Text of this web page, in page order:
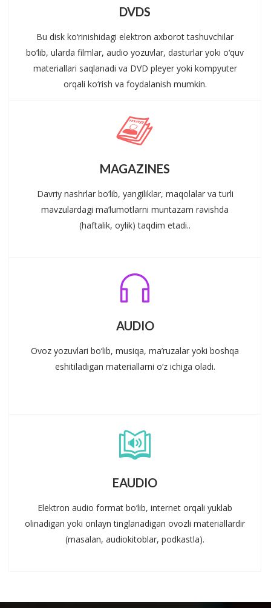
DVDS
Bu disk ko‘rinishidagi elektron axborot tashuvchilar
bo‘lib, ularda filmlar, audio yozuvlar, dasturlar yoki o‘quv
materiallari saqlanadi va DVD pleyer yoki kompyuter
orqali ko‘rish va foydalanish mumkin.
MAGAZINES
Davriy nashrlar bo‘lib, yangiliklar, maqolalar va turli
mavzulardagi ma’lumotlarni muntazam ravishda
(haftalik, oylik) taqdim etadi..
AUDIO
Ovoz yozuvlari bo‘lib, musiqa, ma’ruzalar yoki boshqa
eshitiladigan materiallarni o‘z ichiga oladi.
EAUDIO
Elektron audio format bo‘lib, internet orqali yuklab
olinadigan yoki onlayn tinglanadigan ovozli materiallardir
(masalan, audiokitoblar, podkastla).